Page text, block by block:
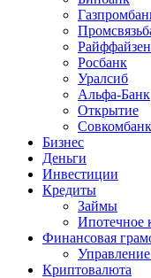
Росбанк
Уралсиб
Альфа-Банк
Открытие
Совкомбанк
Бизнес
Деньги
Инвестиции
Кредиты
Займы
Ипотечное
Финансовая
Криптовалюта